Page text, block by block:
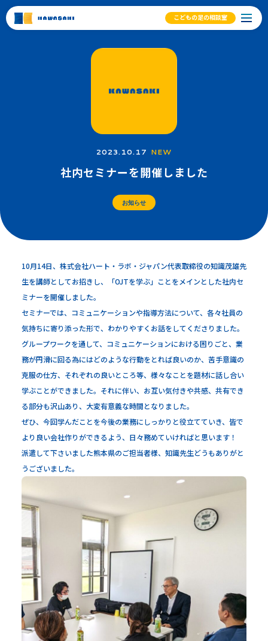
こどもの足の相談室
2023.10.17 NEW
社内セミナーを開催しました
お知らせ
10月14日、株式会社ハート・ラボ・ジャパン代表取締役の知識茂雄先
生を講師としてお招きし、「OJTを学ぶ」ことをメインとした社内セ
ミナーを開催しました。
セミナーでは、コミュニケーションや指導方法について、各々社員の
気持ちに寄り添った形で、わかりやすくお話をしてくださりました。
グループワークを通して、コミュニケーションにおける困りごと、業
務が円滑に回る為にはどのような行動をとれば良いのか、苦手意識の
克服の仕方、それぞれの良いところ等、様々なことを題材に話し合い
学ぶことができました。それに伴い、お互い気付きや共感、共有でき
る部分も沢山あり、大変有意義な時間となりました。
ぜひ、今回学んだことを今後の業務にしっかりと役立てていき、皆で
より良い会社作りができるよう、日々務めていければと思います！
派遣して下さいました熊本県のご担当者様、知識先生どうもありがと
うございました。